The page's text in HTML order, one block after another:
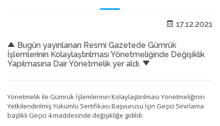
17.12.2021
Bugün yayınlanan Resmi Gazetede Gümrük
İşlemlerinin Kolaylaştırılması Yönetmeliğinde Değişiklik
Yapılmasına Dair Yönetmelik yer aldı.
Yönetmelik ile Gümrük İşlemlerinin Kolaylaştırılması Yönetmeliğinin
Yetkilendirilmiş Yükümlü Sertifikası Başvurusu İçin Geçici Sınırlama
başlıklı Geçici 4.maddesinde değişikliğe gidildi.